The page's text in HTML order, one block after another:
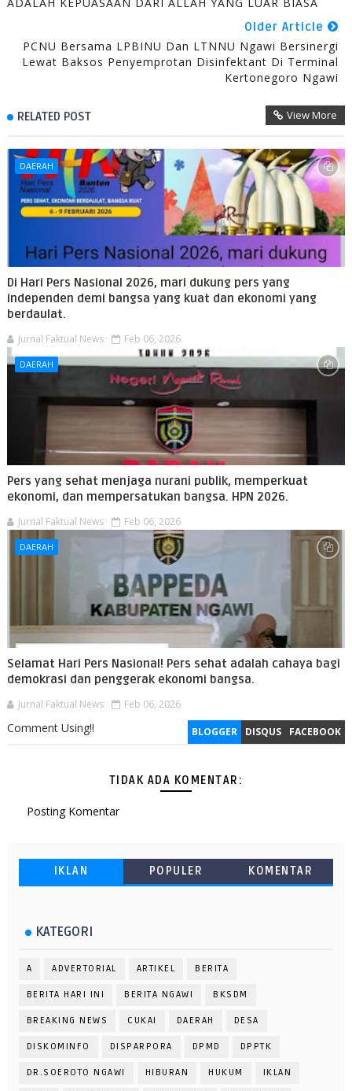
ADALAH KEPUASAAN DARI ALLAH YANG LUAR BIASA
Older Article
PCNU Bersama LPBINU Dan LTNNU Ngawi Bersinergi
Lewat Baksos Penyemprotan Disinfektant Di Terminal
Kertonegoro Ngawi
RELATED POST View More
DAERAH
Di Hari Pers Nasional 2026, mari dukung pers yang
independen demi bangsa yang kuat dan ekonomi yang
berdaulat.
Jurnal Faktual News Feb 06, 2026
DAERAH
Pers yang sehat menjaga nurani publik, memperkuat
ekonomi, dan mempersatukan bangsa. HPN 2026.
Jurnal Faktual News Feb 06, 2026
DAERAH
Selamat Hari Pers Nasional! Pers sehat adalah cahaya bagi
demokrasi dan penggerak ekonomi bangsa.
Jurnal Faktual News Feb 06, 2026
BLOGGER DISQUS FACEBOOK
Comment Using!!
TIDAK ADA KOMENTAR:
Posting Komentar
IKLAN POPULER KOMENTAR
KATEGORI
A ADVERTORIAL ARTIKEL BERITA
BERITA HARI INI BERITA NGAWI BKSDM
BREAKING NEWS CUKAI DAERAH DESA
DISKOMINFO DISPARPORA DPMD DPPTK
DR.SOEROTO NGAWI HIBURAN HUKUM IKLAN